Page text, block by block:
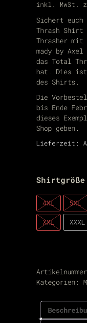
inkl. MwSt.
Sichert
Thrash
Thrasher mit
mady by Axel
das Total
hat. Dies ist
des Shirts.
Die
bis Ende
dieses
Shop geben.
Lieferzeit:
Shirtgröße
4XL 5XL
XXL XXXL
Kategorien: